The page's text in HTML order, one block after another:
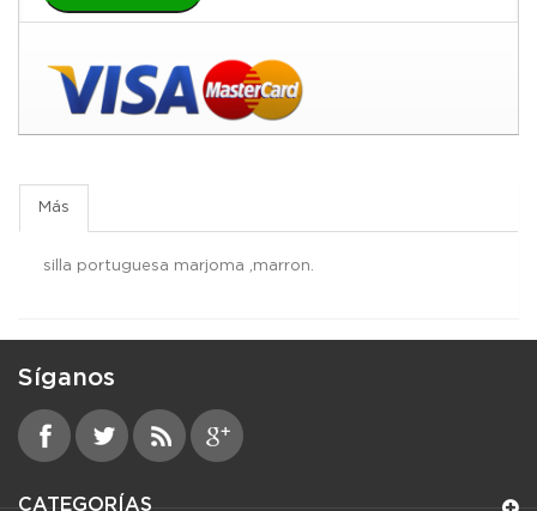
Más
silla portuguesa marjoma ,marron.
Síganos
CATEGORÍAS